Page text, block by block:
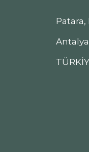
Patara,
Antalya